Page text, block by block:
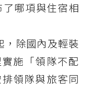
哪項與住宿相
除國內及輕裝
施「領隊不配
領隊與旅客同